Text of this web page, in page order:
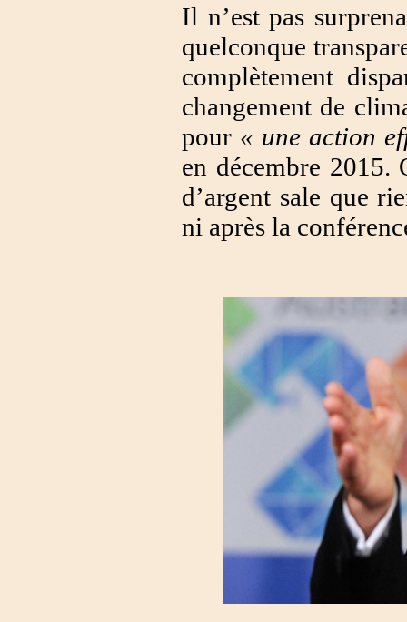
Il n’est pas
quelconque
complètement
changement de
pour « une action
en décembre 2015.
d’argent sale que
ni après la